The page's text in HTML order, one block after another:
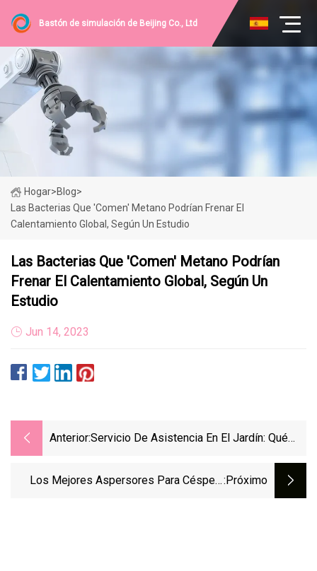
Bastón de simulación de Beijing Co., Ltd
Hogar>Blog>
Las Bacterias Que 'comen' Metano Podrían Frenar El
Calentamiento Global, Según Un Estudio
Las Bacterias Que 'comen' Metano Podrían
Frenar El Calentamiento Global, Según Un
Estudio
Jun 14, 2023
Anterior:Servicio De Asistencia En El Jardín: Qué
En Su Césped
Los Mejores Aspersores Para Césped::próximo